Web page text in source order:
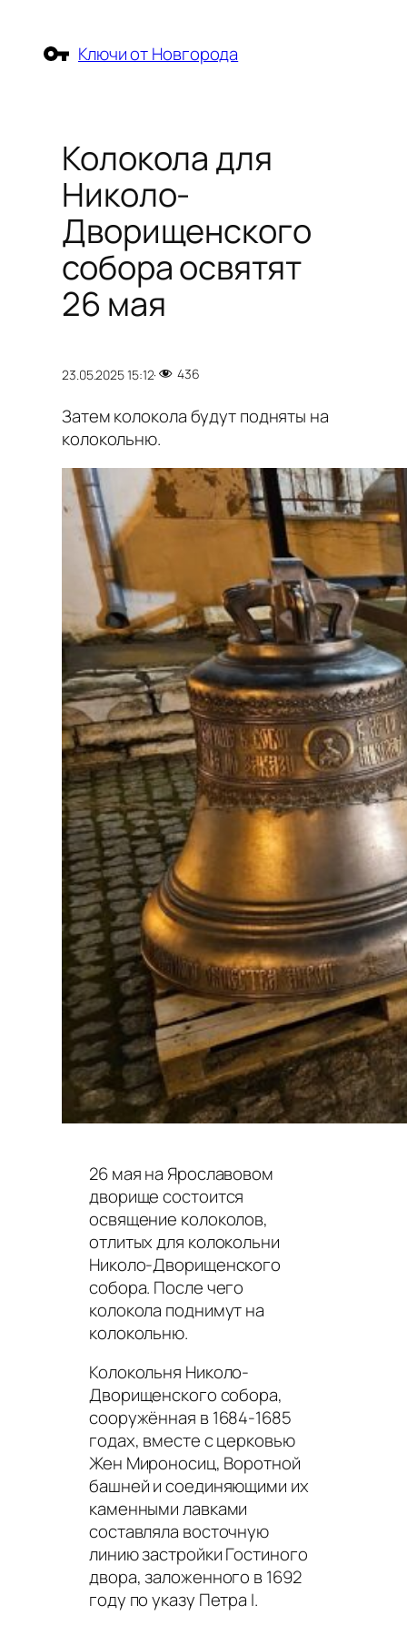
содержимомуКлючи от Новгорода
Колокола для
Николо-
Дворищенского
собора освятят
26 мая
23.05.2025 15:12· 436
Затем колокола будут подняты на
колокольню.
26 мая на Ярославовом
дворище состоится
освящение колоколов,
отлитых для колокольни
Николо-Дворищенского
собора. После чего
колокола поднимут на
колокольню.
Колокольня Николо-
Дворищенского собора,
сооружённая в 1684-1685
годах, вместе с церковью
Жен Мироносиц, Воротной
башней и соединяющими их
каменными лавками
составляла восточную
линию застройки Гостиного
двора, заложенного в 1692
году по указу Петра I.